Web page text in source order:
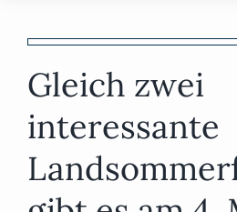
Gleich zwei
interessante